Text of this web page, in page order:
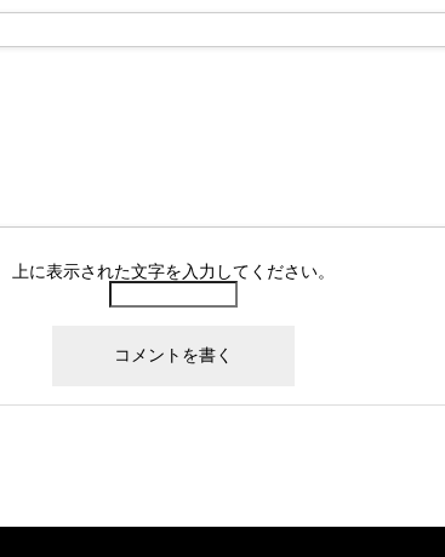
上に表示された文字を入力してください。